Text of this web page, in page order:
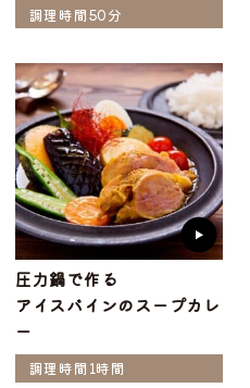
調理時間50分
圧力鍋で作る
アイスバインのスープカレ
ー
調理時間1時間